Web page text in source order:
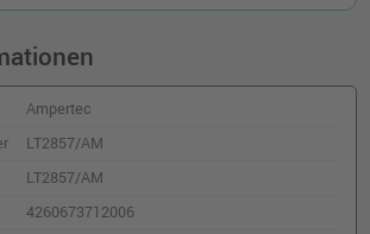
Ampertec
LT2857/AM
LT2857/AM
4260673712006